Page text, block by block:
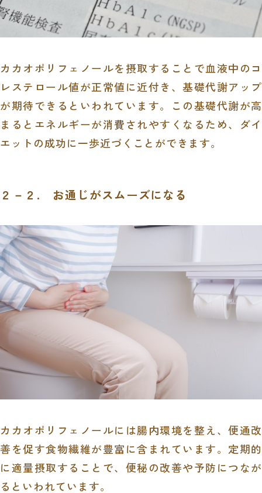
カカオポリフェノールを摂取することで血液中のコ
レステロール値が正常値に近付き、基礎代謝アップ
が期待できるといわれています。この基礎代謝が高
まるとエネルギーが消費されやすくなるため、ダイ
エットの成功に一歩近づくことができます。
２－２. お通じがスムーズになる
カカオポリフェノールには腸内環境を整え、便通改
善を促す食物繊維が豊富に含まれています。定期的
に適量摂取することで、便秘の改善や予防につなが
るといわれています。